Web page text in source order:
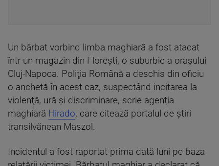
Un bărbat vorbind limba maghiară a fost atacat
într-un magazin din Floreşti, o suburbie a oraşului
Cluj-Napoca. Poliţia Română a deschis din oficiu
o anchetă în acest caz, suspectând incitarea la
violenţă, ură şi discriminare, scrie agenția
maghiară Hirado, care citează portalul de ştiri
transilvănean Maszol.
Incidentul a fost raportat prima dată luni pe baza